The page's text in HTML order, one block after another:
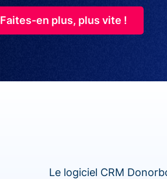
Faites-en plus, plus vite !
Le logiciel CRM